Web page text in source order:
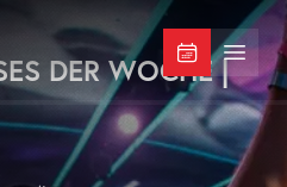
Menü
DER WOCHE |